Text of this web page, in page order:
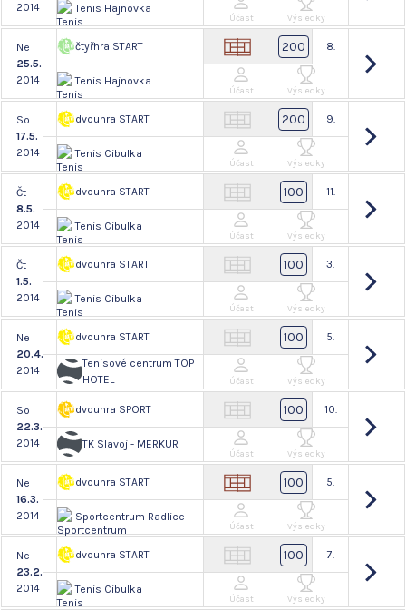
2014
Tenis Hajnovka
Účast Výsledky
Ne
25.5.
2014
čtyřhra START
Tenis Hajnovka
200 8.
Účast Výsledky
So
17.5.
2014
dvouhra START
Tenis Cibulka
200 9.
Účast Výsledky
Čt
8.5.
2014
dvouhra START
Tenis Cibulka
100 11.
Účast Výsledky
Čt
1.5.
2014
dvouhra START
Tenis Cibulka
100 3.
Účast Výsledky
Ne
20.4.
2014
dvouhra START
Tenisové centrum TOP
HOTEL
100 5.
Účast Výsledky
So
22.3.
2014
dvouhra SPORT
TK Slavoj - MERKUR
100 10.
Účast Výsledky
Ne
16.3.
2014
dvouhra START
Sportcentrum Radlice
100 5.
Účast Výsledky
Ne
23.2.
2014
dvouhra START
Tenis Cibulka
100 7.
Účast Výsledky